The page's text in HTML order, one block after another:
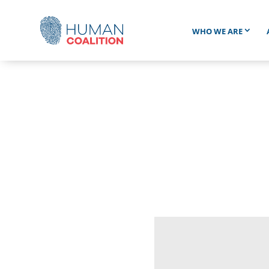
WHO WE ARE